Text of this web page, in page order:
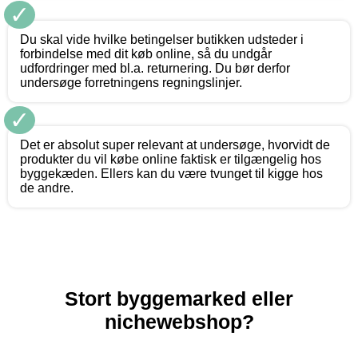
✓
Du skal vide hvilke betingelser butikken udsteder i
forbindelse med dit køb online, så du undgår
udfordringer med bl.a. returnering. Du bør derfor
undersøge forretningens regningslinjer.
✓
Det er absolut super relevant at undersøge, hvorvidt de
produkter du vil købe online faktisk er tilgængelig hos
byggekæden. Ellers kan du være tvunget til kigge hos
de andre.
Stort byggemarked eller
nichewebshop?